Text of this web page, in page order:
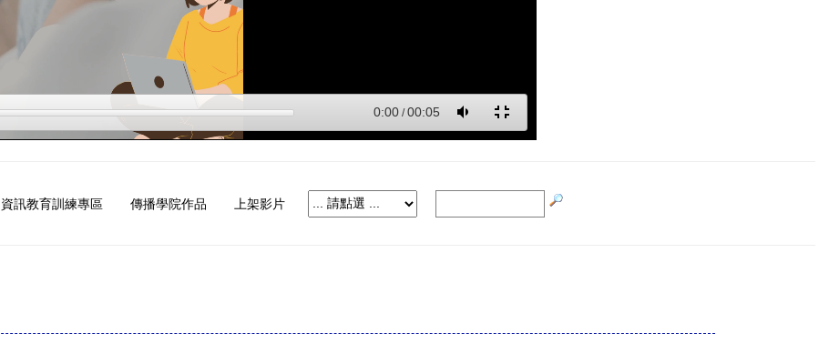
資訊教育訓練專區 傳播學院作品 上架影片